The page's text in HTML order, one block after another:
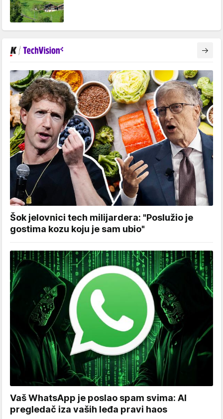
Šok jelovnici tech milijardera: "Poslužio je
gostima kozu koju je sam ubio"
Vaš WhatsApp je poslao spam svima: AI
pregledač iza vaših leđa pravi haos